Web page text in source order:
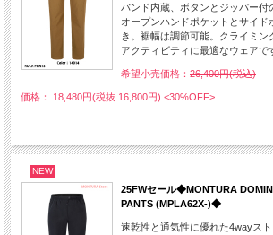
バンド内蔵、ボタンとジッパー付
オープンハンドポケットとサイド
き。裾幅は調節可能。クライミン
アクティビティに最適なウェアで
希望小売価格： 26,400円(税込)
価格： 18,480円(税抜 16,800円) <30%OFF>
NEW
25FWセール◆MONTURA
PANTS (MPLA62X-)◆
速乾性と通気性に優れた4wayス